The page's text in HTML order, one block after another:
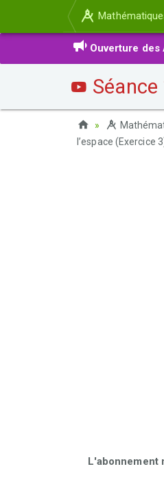
Ouverture
l’espace (Exercice
L'abonnement